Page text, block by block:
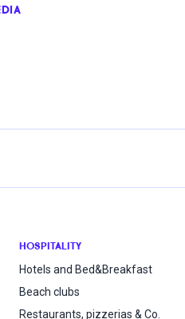
HOSPITALITY
Hotels and Bed&Breakfast
Beach clubs
Restaurants, pizzerias & Co.